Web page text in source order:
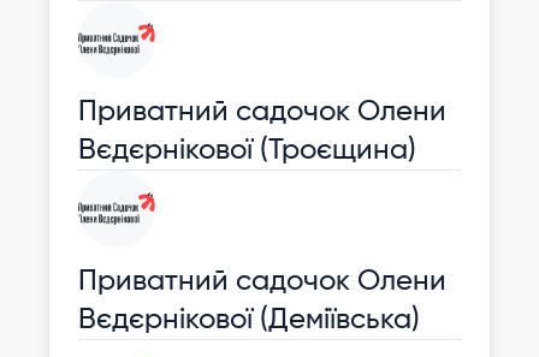
Приватний садочок Олени
Вєдєрнікової (Троєщина)
Приватний садочок Олени
Вєдєрнікової (Деміївська)